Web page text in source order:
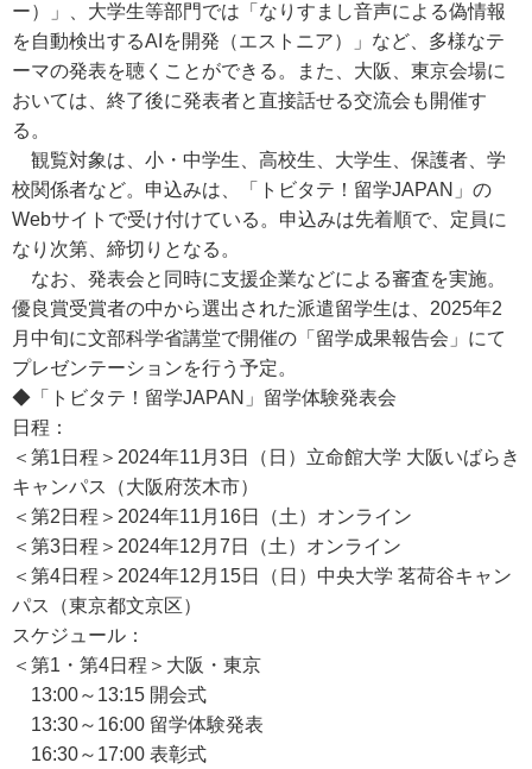
ー）」、大学生等部門では「なりすまし音声による偽情報
を自動検出するAIを開発（エストニア）」など、多様なテ
ーマの発表を聴くことができる。また、大阪、東京会場に
おいては、終了後に発表者と直接話せる交流会も開催す
る。
観覧対象は、小・中学生、高校生、大学生、保護者、学
校関係者など。申込みは、「トビタテ！留学JAPAN」の
Webサイトで受け付けている。申込みは先着順で、定員に
なり次第、締切りとなる。
なお、発表会と同時に支援企業などによる審査を実施。
優良賞受賞者の中から選出された派遣留学生は、2025年2
月中旬に文部科学省講堂で開催の「留学成果報告会」にて
プレゼンテーションを行う予定。
◆「トビタテ！留学JAPAN」留学体験発表会
日程：
＜第1日程＞2024年11月3日（日）立命館大学 大阪いばらき
キャンパス（大阪府茨木市）
＜第2日程＞2024年11月16日（土）オンライン
＜第3日程＞2024年12月7日（土）オンライン
＜第4日程＞2024年12月15日（日）中央大学 茗荷谷キャン
パス（東京都文京区）
スケジュール：
＜第1・第4日程＞大阪・東京
13:00～13:15 開会式
13:30～16:00 留学体験発表
16:30～17:00 表彰式